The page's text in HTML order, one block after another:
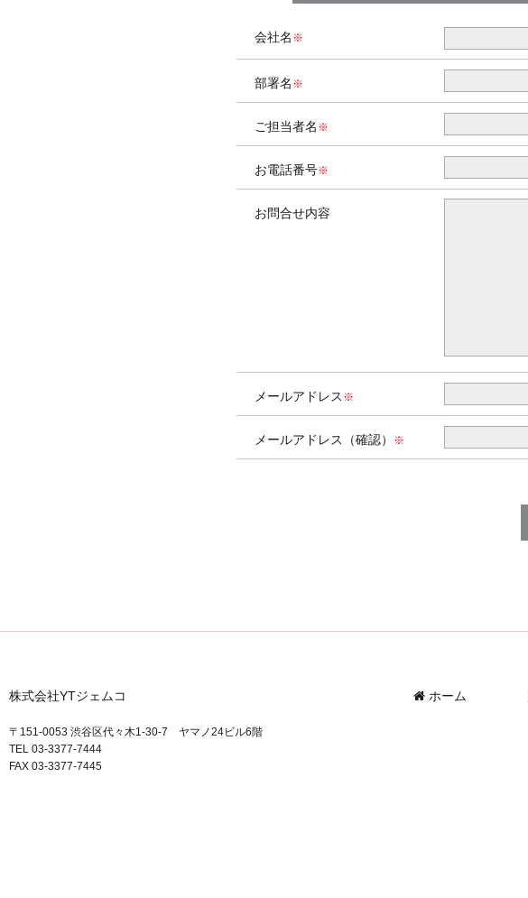
会社名
部署名
ご担当者名
お電話番号
お問合せ内容
メールアドレス
メールアドレス（確認）
株式会社YTジェムコ
〒151-0053 渋谷区代々木1-30-7 ヤマノ24ビル6階
TEL 03-3377-7444
FAX 03-3377-7445
ホーム